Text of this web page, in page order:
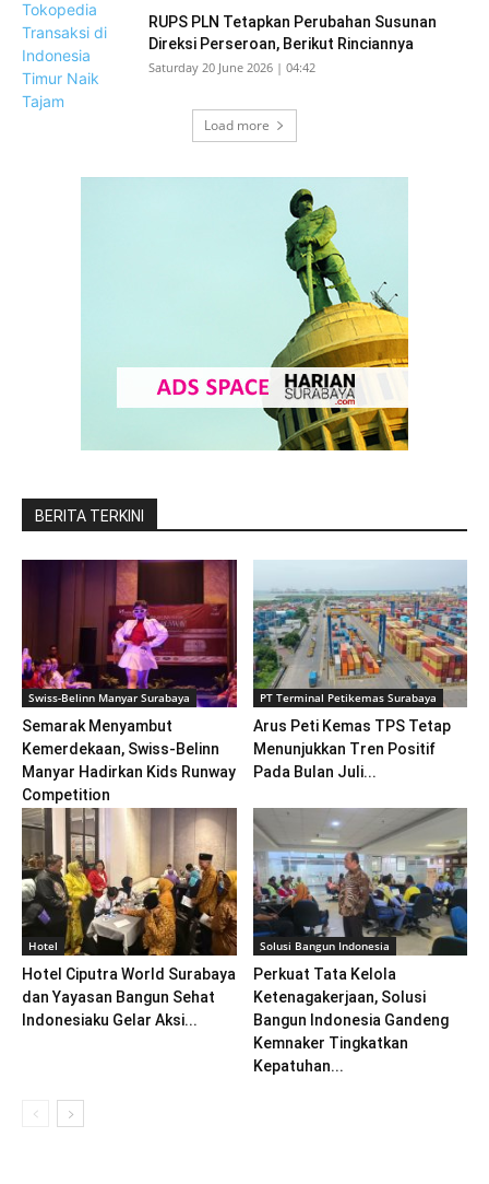
RUPS PLN Tetapkan Perubahan Susunan
Direksi Perseroan, Berikut Rinciannya
Saturday 20 June 2026 | 04:42
Load more
BERITA TERKINI
Swiss-Belinn Manyar Surabaya
Semarak Menyambut
Kemerdekaan, Swiss-Belinn
Manyar Hadirkan Kids Runway
Competition
PT Terminal Petikemas Surabaya
Arus Peti Kemas TPS Tetap
Menunjukkan Tren Positif
Pada Bulan Juli...
Hotel
Hotel Ciputra World Surabaya
dan Yayasan Bangun Sehat
Indonesiaku Gelar Aksi...
Solusi Bangun Indonesia
Perkuat Tata Kelola
Ketenagakerjaan, Solusi
Bangun Indonesia Gandeng
Kemnaker Tingkatkan
Kepatuhan...